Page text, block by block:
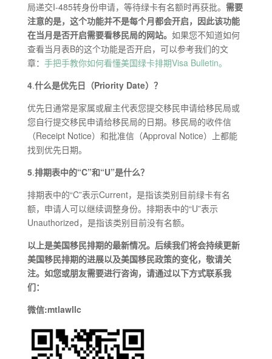
局递交I-485转身份申请，等待绿卡有名额时再获批。 需要
注意的是，这个功能并不是每个月都会开启，因此该功能
在当月是否开启需要看移民局的网站。 如果您不知道如何
查看当月表B的这个功能是否开启，可以参考我们的文
章： 手把手教你如何看懂美国绿卡排期Visa Bulletin。
4.什么是优先日（Priority Date）？
优先日通常是家属或雇主代表您提交移民申请给移民局或
您自行提交移民申请给移民局的日期。移民局的收件信
（Receipt Notice）和批准信（Approval Notice）上都能
找到优先日期。
5.排期表中的“C”和“U”是什么？
排期表中的“C”表示Current，是指该类别目前绿卡有名
额，申请人可以继续调整身份。排期表中的“U”表示
Unauthorized，是指该类别目前没有名额。
以上是美国移民排期的最新情况。后续我们将会持续更新
美国移民排期的进展以及美国移民政策的变化，敬请关
注。如您或朋友需要进行咨询，请通过以下方式联系我
们：
微信:mtlawllc